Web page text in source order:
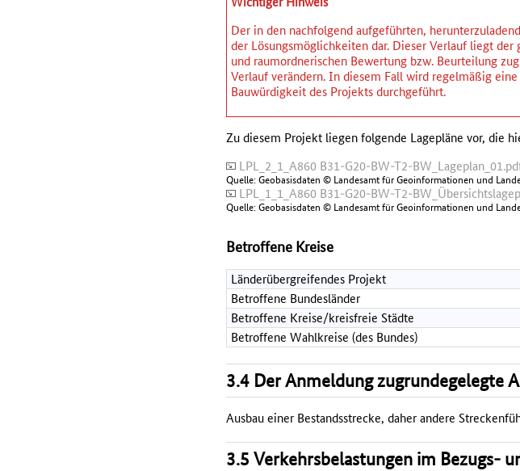
Der in den nachfolgend aufgeführten,
der Lösungsmöglichkeiten dar. Dieser Verlauf liegt
und raumordnerischen Bewertung bzw. Beurteilung
Verlauf verändern. In diesem Fall wird regelmäßig
Bauwürdigkeit des Projekts durchgeführt.
Zu diesem Projekt liegen folgende Lagepläne vor, die
LPL_2_1_A860 B31-G20-BW-T2-
Quelle: Geobasisdaten © Landesamt für Geoinformationen und
LPL_1_1_A860 B31-G20-BW-T2-
Quelle: Geobasisdaten © Landesamt für Geoinformationen und
Betroffene Kreise
Länderübergreifendes Projekt
Betroffene Bundesländer
Betroffene Kreise/kreisfreie Städte
Betroffene Wahlkreise (des Bundes)
3.4 Der Anmeldung zugrundegelegte
Ausbau einer Bestandsstrecke, daher andere
3.5 Verkehrsbelastungen im Bezugs-